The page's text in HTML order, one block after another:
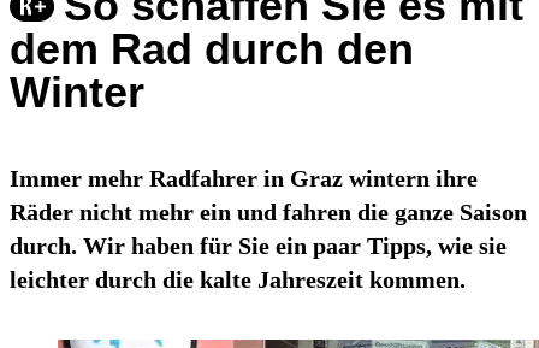
dem Rad durch den
Winter
Immer mehr Radfahrer in Graz wintern ihre
Räder nicht mehr ein und fahren die ganze Saison
durch. Wir haben für Sie ein paar Tipps, wie sie
leichter durch die kalte Jahreszeit kommen.